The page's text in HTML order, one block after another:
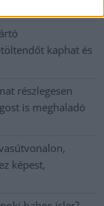
kaphat és
részlegesen
is meghaladó
képest,